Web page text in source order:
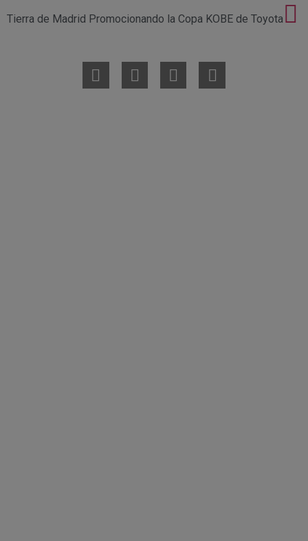
Tierra de Madrid Promocionando la Copa KOBE de Toyota